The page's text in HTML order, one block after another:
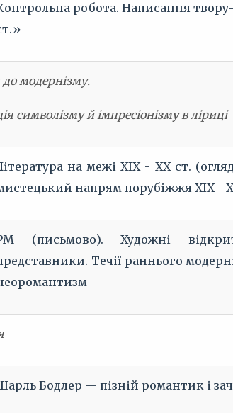
робота. Написання
до модернізму.
символізму й імпресіонізму в ліриці
на межі ХІХ - ХХ ст.
напрям порубіжжя ХІХ -
(письмово). Художні
Течії раннього
Бодлер — пізній романтик і